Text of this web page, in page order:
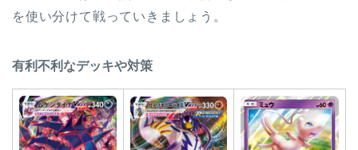
を使い分けて戦っていきましょう。
有利不利なデッキや対策